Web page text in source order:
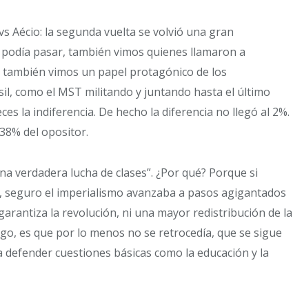
Aécio: la segunda vuelta se volvió una gran
pasar, también vimos quienes llamaron a
vimos un papel protagónico de los
como el MST militando y juntando hasta el último
la indiferencia. De hecho la diferencia no llegó al 2%.
del opositor.
verdadera lucha de clases”. ¿Por qué? Porque si
el imperialismo avanzaba a pasos agigantados
la revolución, ni una mayor redistribución de la
es que por lo menos no se retrocedía, que se sigue
cuestiones básicas como la educación y la